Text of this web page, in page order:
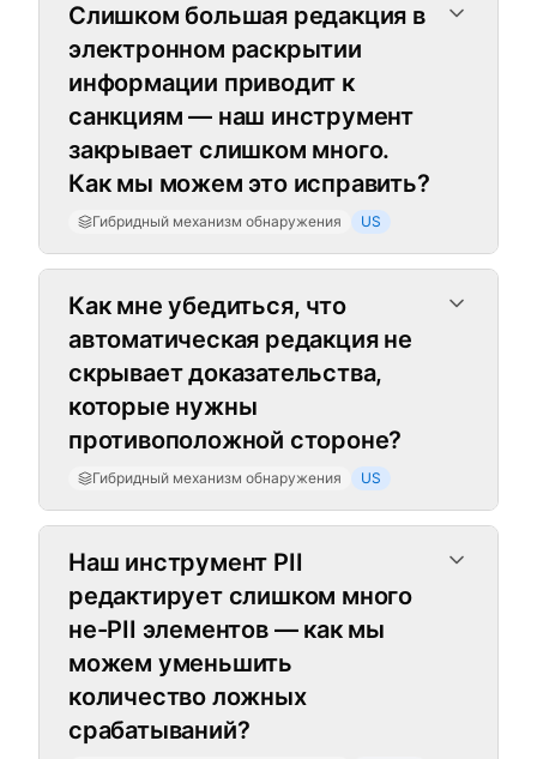
Слишком большая редакция в
электронном раскрытии
информации приводит к
санкциям — наш инструмент
закрывает слишком много.
Как мы можем это исправить?
Гибридный механизм обнаружения US
Как мне убедиться, что
автоматическая редакция не
скрывает доказательства,
которые нужны
противоположной стороне?
Гибридный механизм обнаружения US
Наш инструмент PII
редактирует слишком много
не-PII элементов — как мы
можем уменьшить
количество ложных
срабатываний?